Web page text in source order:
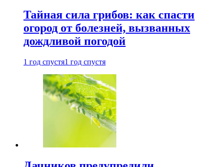
Тайная сила грибов: как спасти
огород от болезней, вызванных
дождливой погодой
1 год спустя1 год спустя